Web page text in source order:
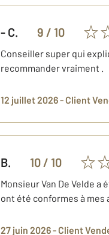
- C. 9 / 10
Conseiller super qui
recommander vraiment .
12 juillet 2026 - Client
B. 10 / 10
Monsieur Van De Velde
ont été conformes à mes
27 juin 2026 - Client